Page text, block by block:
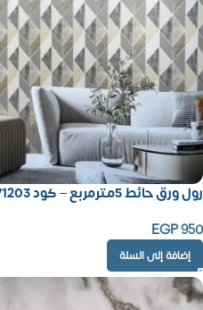
رول ورق حائط 5مترمربع – كود 99971203
EGP950
إضافة إلى السلة